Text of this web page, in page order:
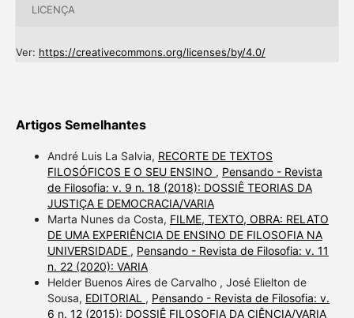
LICENÇA
Ver: https://creativecommons.org/licenses/by/4.0/
Artigos Semelhantes
André Luis La Salvia, RECORTE DE TEXTOS
FILOSÓFICOS E O SEU ENSINO , Pensando - Revista
de Filosofia: v. 9 n. 18 (2018): DOSSIÊ TEORIAS DA
JUSTIÇA E DEMOCRACIA/VARIA
Marta Nunes da Costa, FILME, TEXTO, OBRA: RELATO
DE UMA EXPERIÊNCIA DE ENSINO DE FILOSOFIA NA
UNIVERSIDADE , Pensando - Revista de Filosofia: v. 11
n. 22 (2020): VARIA
Helder Buenos Aires de Carvalho , José Elielton de
Sousa, EDITORIAL , Pensando - Revista de Filosofia: v.
6 n. 12 (2015): DOSSIÊ FILOSOFIA DA CIÊNCIA/VARIA